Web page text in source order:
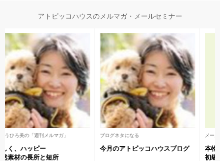
アトピッコハウスのメルマガ・メールセミナー
メールセミナー 全7回
失敗しない
本物の家を作り秘訣
後藤坂の「日刊メルマガ」
地域No.１工務店になる